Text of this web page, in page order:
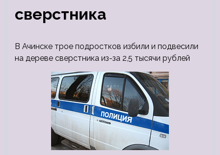
сверстника
В Ачинске трое подростков избили и подвесили
на дереве сверстника из-за 2,5 тысячи рублей